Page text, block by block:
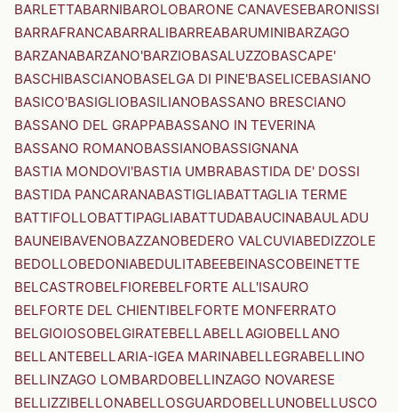
BARLETTABARNIBAROLOBARONE CANAVESEBARONISSI
BARRAFRANCABARRALIBARREABARUMINIBARZAGO
BARZANABARZANO'BARZIOBASALUZZOBASCAPE'
BASCHIBASCIANOBASELGA DI PINE'BASELICEBASIANO
BASICO'BASIGLIOBASILIANOBASSANO BRESCIANO
BASSANO DEL GRAPPABASSANO IN TEVERINA
BASSANO ROMANOBASSIANOBASSIGNANA
BASTIA MONDOVI'BASTIA UMBRABASTIDA DE' DOSSI
BASTIDA PANCARANABASTIGLIABATTAGLIA TERME
BATTIFOLLOBATTIPAGLIABATTUDABAUCINABAULADU
BAUNEIBAVENOBAZZANOBEDERO VALCUVIABEDIZZOLE
BEDOLLOBEDONIABEDULITABEEBEINASCOBEINETTE
BELCASTROBELFIOREBELFORTE ALL'ISAURO
BELFORTE DEL CHIENTIBELFORTE MONFERRATO
BELGIOIOSOBELGIRATEBELLABELLAGIOBELLANO
BELLANTEBELLARIA-IGEA MARINABELLEGRABELLINO
BELLINZAGO LOMBARDOBELLINZAGO NOVARESE
BELLIZZIBELLONABELLOSGUARDOBELLUNOBELLUSCO